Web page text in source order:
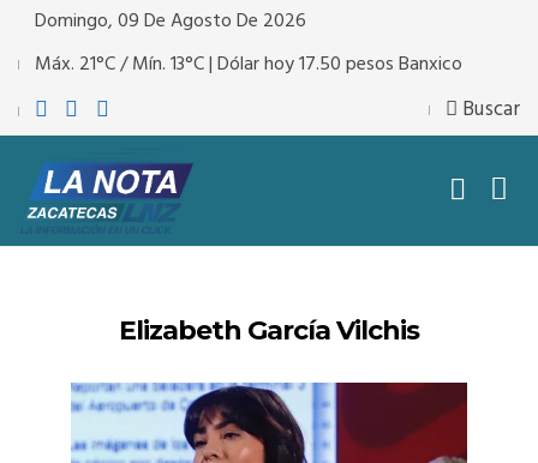
Domingo, 09 De Agosto De 2026
Máx. 21°C / Mín. 13°C | Dólar hoy 17.50 pesos Banxico
Buscar
Elizabeth García Vilchis